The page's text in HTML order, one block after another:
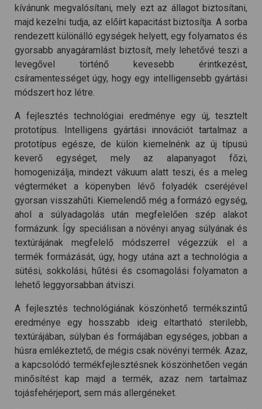
kívánunk megvalósítani, mely ezt az állagot biztosítani,
majd kezelni tudja, az előírt kapacitást biztosítja. A sorba
rendezett különálló egységek helyett, egy folyamatos és
gyorsabb anyagáramlást biztosít, mely lehetővé teszi a
levegővel történő kevesebb érintkezést,
csíramentességet úgy, hogy egy intelligensebb gyártási
módszert hoz létre.
A fejlesztés technológiai eredménye egy új, tesztelt
prototípus. Intelligens gyártási innovációt tartalmaz a
prototípus egésze, de külön kiemelnénk az új típusú
keverő egységet, mely az alapanyagot főzi,
homogenizálja, mindezt vákuum alatt teszi, és a meleg
végterméket a köpenyben lévő folyadék cseréjével
gyorsan visszahűti. Kiemelendő még a formázó egység,
ahol a súlyadagolás után megfelelően szép alakot
formázunk. Így speciálisan a növényi anyag súlyának és
textúrájának megfelelő módszerrel végezzük el a
termék formázását, úgy, hogy utána azt a technológia a
sütési, sokkolási, hűtési és csomagolási folyamaton a
lehető leggyorsabban átviszi.
A fejlesztés technológiának köszönhető termékszintű
eredménye egy hosszabb ideig eltartható sterilebb,
textúrájában, súlyban és formájában egységes, jobban a
húsra emlékeztető, de mégis csak növényi termék. Azaz,
a kapcsolódó termékfejlesztésnek köszönhetően vegán
minősítést kap majd a termék, azaz nem tartalmaz
tojásfehérjeport, sem más allergéneket.